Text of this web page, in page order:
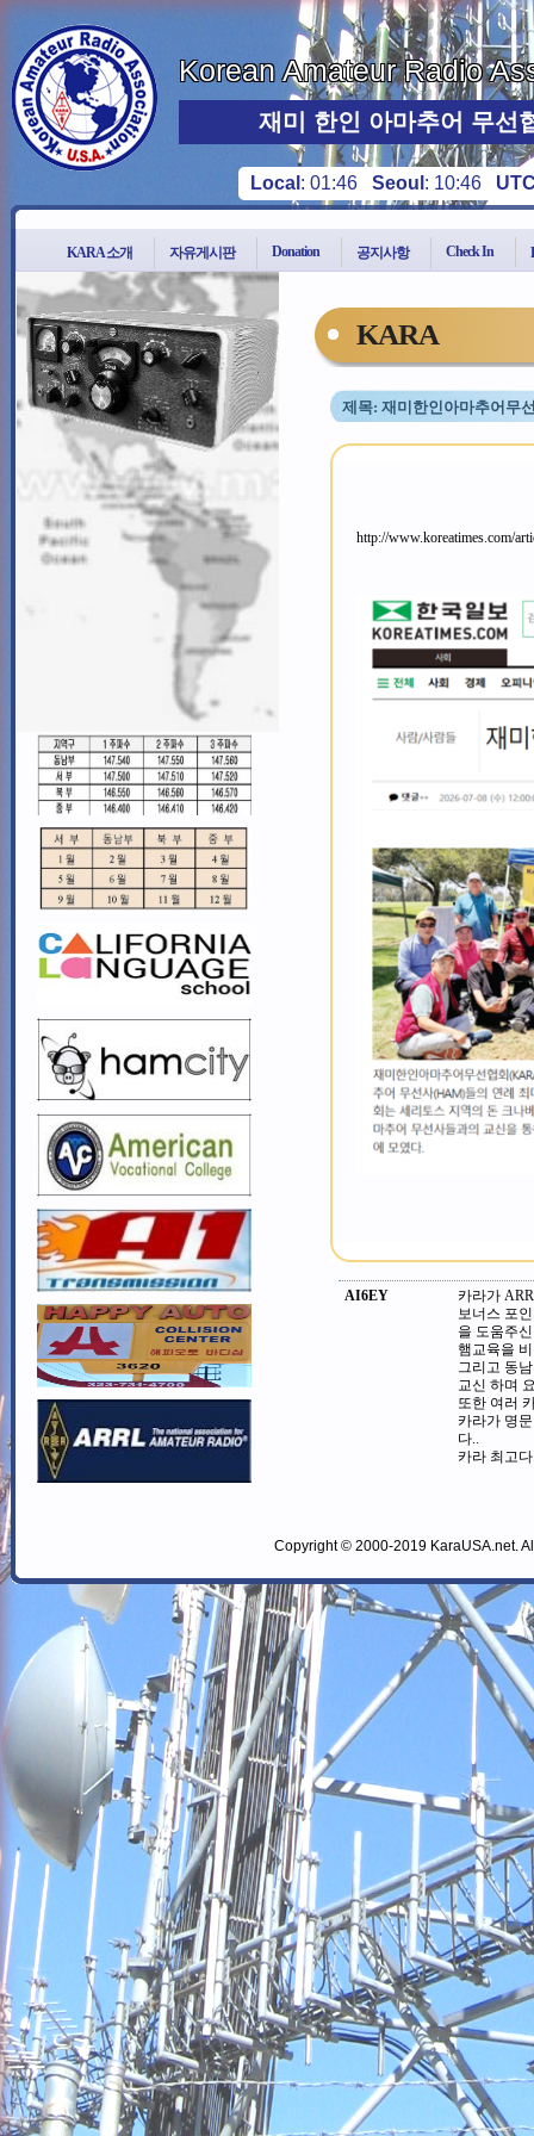
Korean Amateur Radio
재미 한인 아마추어 무선
Local : 01:46 Seoul : 10:46
KARA 소개 자유게시판 Donation 공지사항 Check In
KARA
제목: 재미한인아마추어무
http://www.koreatimes.com/
AI6EY
카라가
보너스 포
을 도움주
햄교육을
그리고 동
교신 하며
또한 여러
카라가 명
다..
카라 최고
Copyright © 2000-2019 KaraUSA.net.